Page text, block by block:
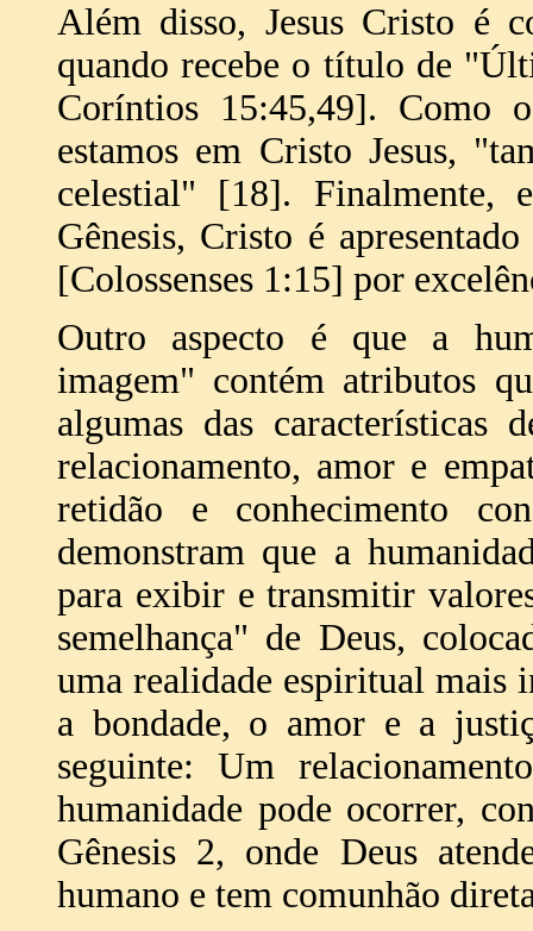
Além disso, Jesus Cristo é
quando recebe o título de
Coríntios 15:45,49]. Como
estamos em Cristo Jesus,
celestial" [18]. Finalmente,
Gênesis, Cristo é
[Colossenses 1:15] por
Outro aspecto é que a
imagem" contém atributos
algumas das características
relacionamento, amor e
retidão e conhecimento
demonstram que a
para exibir e transmitir
semelhança" de Deus,
uma realidade espiritual
a bondade, o amor e a
seguinte: Um
humanidade pode ocorrer,
Gênesis 2, onde Deus
humano e tem comunhão